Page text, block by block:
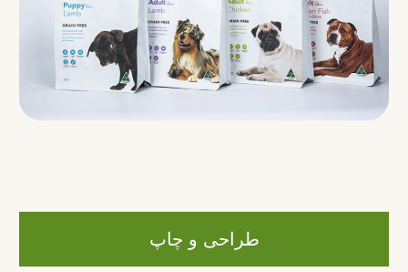
طراحی و چاپ